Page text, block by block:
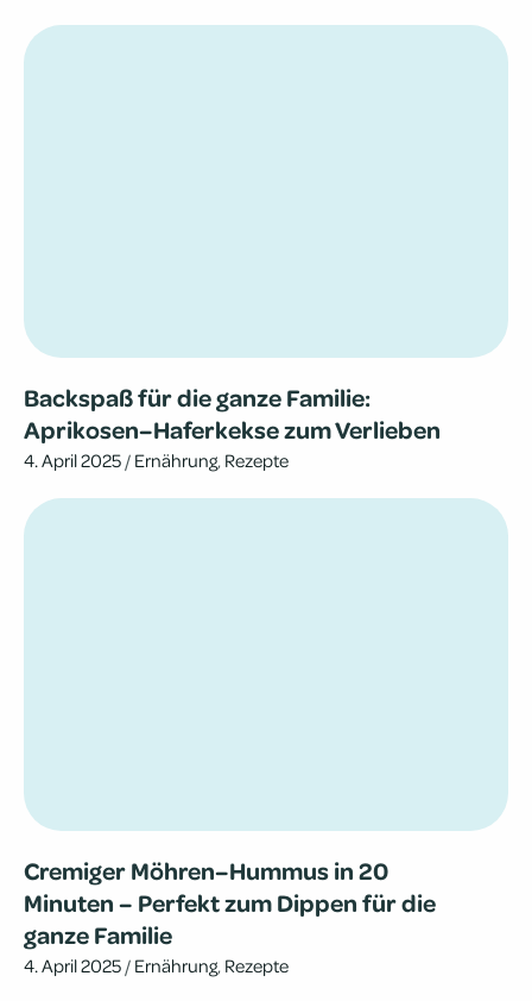
Back­spaß für die ganze Familie:
Aprikosen–Haferkekse zum Verlieben
4. April 2025 / Ernährung, Rezepte
Cre­mi­ger Möhren–Hummus in 20
Minuten – Perfekt zum Dippen für die
ganze Familie
4. April 2025 / Ernährung, Rezepte